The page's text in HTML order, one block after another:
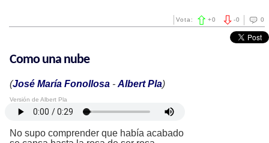
0
-0
Vota: +0
Como una nube
(José María Fonollosa - Albert Pla)
Versión de Albert Pla
No supo comprender que había acabado